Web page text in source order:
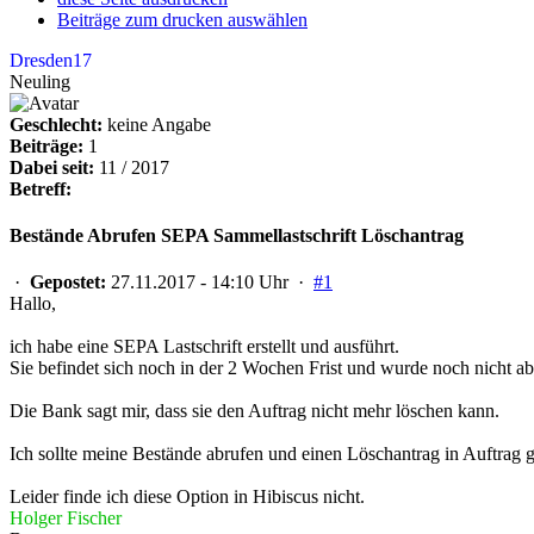
Beiträge zum drucken auswählen
Dresden17
Neuling
Geschlecht: keine Angabe
Beiträge: 1
Dabei seit: 11 / 2017
Betreff:
Bestände Abrufen SEPA Sammellastschrift Löschantrag
· Gepostet: 27.11.2017 - 14:10 Uhr · #1
Hallo,
ich habe eine SEPA Lastschrift erstellt und ausführt.
Sie befindet sich noch in der 2 Wochen Frist und wurde noch nicht
Die Bank sagt mir, dass sie den Auftrag nicht mehr löschen kann.
Ich sollte meine Bestände abrufen und einen Löschantrag in Auftrag
Leider finde ich diese Option in Hibiscus nicht.
Holger Fischer